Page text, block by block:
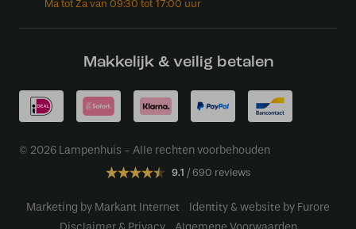
Makkelijk & veilig betalen
© 2026 Lampenhuis - Alle rechten voorbehouden
9.1 690 reviews
Marketing by Markant Internet
Identity & website by Furore